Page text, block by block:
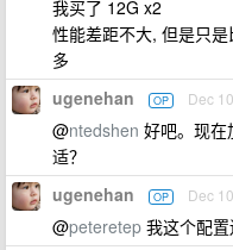
我买了 12G x2
性能差距不大, 但是只
多
ugenehan OP Dec
@ntedshen 好吧。现在
适？
ugenehan OP Dec
@peteretep 我这个配